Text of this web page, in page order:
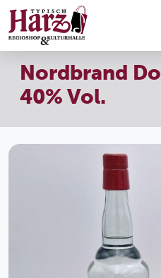
Nordbrand
40% Vol.